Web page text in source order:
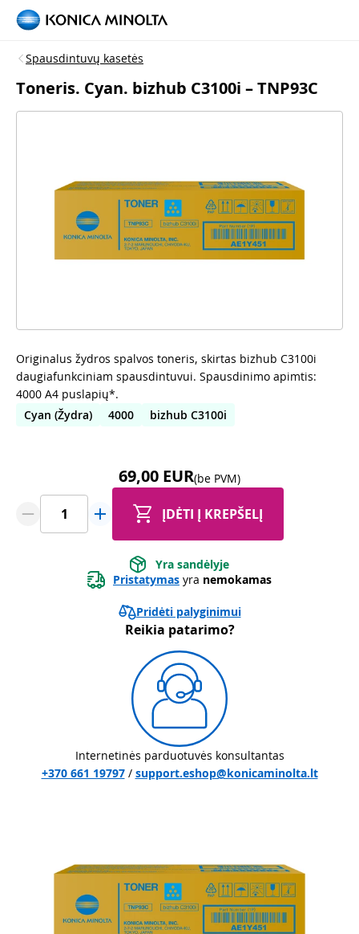
Spausdintuvų kasetės
Toneris. Cyan. bizhub C3100i – TNP93C
Originalus žydros spalvos toneris, skirtas bizhub C3100i
daugiafunkciniam spausdintuvui. Spausdinimo apimtis:
4000 A4 puslapių*.
Cyan (Žydra)
4000 bizhub C3100i
69,00 EUR(be PVM)
ĮDĖTI Į KREPŠELĮ
Yra sandėlyje
Pristatymas yra nemokamas
Pridėti palyginimui
Reikia patarimo?
Internetinės parduotuvės konsultantas
+370 661 19797/ support.eshop@konicaminolta.lt